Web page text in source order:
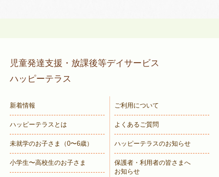
児童発達支援・放課後等デイサービス
ハッピーテラス
新着情報
ハッピーテラスとは
未就学のお子さま （0〜6歳）
小学生〜高校生のお子さま
ご利用について
よくあるご質問
ハッピーテラスのお知らせ
保護者・利用者の皆さまへ
お知らせ